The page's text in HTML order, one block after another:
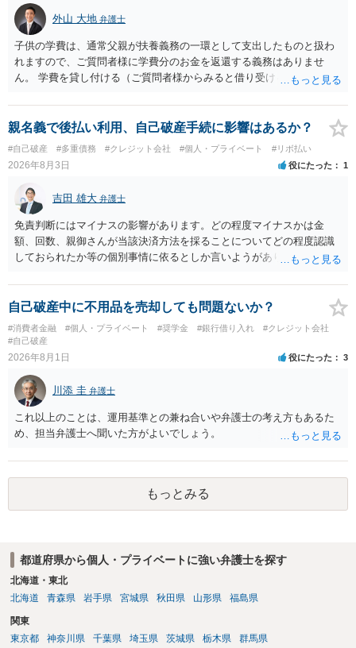
のは致し方ありません。真摯に分割して支払うことを相手に告げてい
くのみでしょう。 以上、ご参考まで。
外山 大地 弁護士
子供の学費は、通常父親が扶養義務の一環として支出したものと扱わ
れますので、ご質問者様に学費分のお金を返還する義務はありませ
ん。 学費を貸し付ける（ご質問者様からみると借り受ける）といった
ょう。
親名義で後払い利用、自己破産手続に影響はあるか？
#自己破産 #多重債務 #クレジット会社 #個人・プライベート #リボ払い
2026年8月3日 役にたった 1
吉田 雄大 弁護士
免責判断にはマイナスの影響があります。どの程度マイナスかは金
額、回数、親御さんが当該決済方法を採ることについてどの程度認識
しておられたか等の個別事情に依るとしか言いようがありません。 と
なって相談し、善後策を考えることをお勧めします。
自己破産中に不用品を売却しても問題ないか？
#消費者金融 #個人・プライベート #奨学金 #銀行借り入れ
#クレジット会社
#自己破産
2026年8月1日 役にたった 3
川添 圭 弁護士
これ以上のことは、運用基準との兼ね合いや弁護士の考え方もあるた
め、担当弁護士へ聞いた方がよいでしょう。
もっとみる
都道府県から個人・プライベートに強い弁護士を探す
北海道・東北
北海道
青森県 岩手県 宮城県 秋田県 山形県 福島県
関東
東京都
神奈川県 千葉県 埼玉県 茨城県 栃木県 群馬県